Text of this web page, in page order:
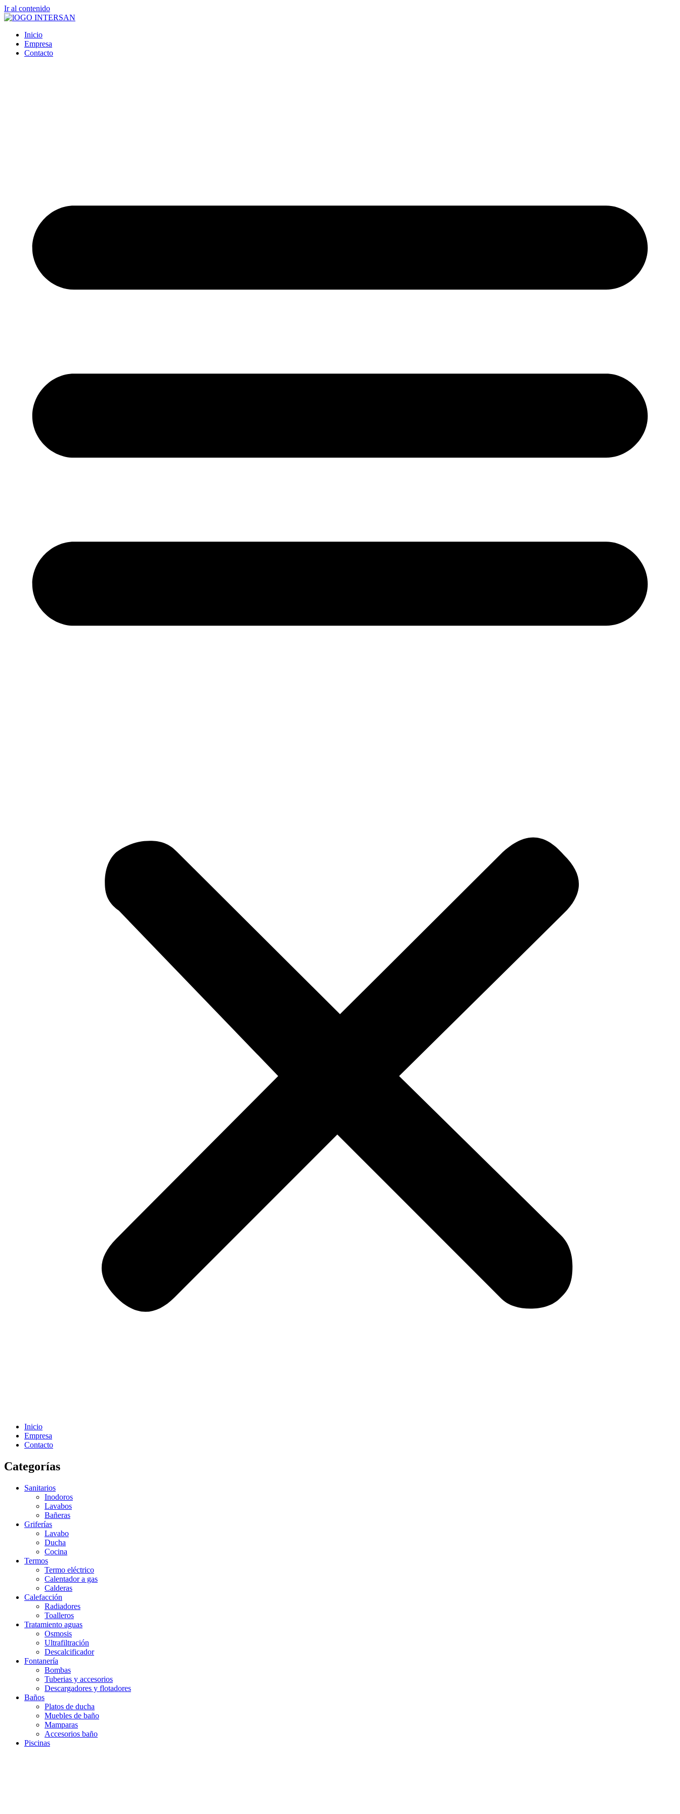
Ir al contenido
Inicio
Empresa
Contacto
Inicio
Empresa
Contacto
Categorías
Sanitarios
Inodoros
Lavabos
Bañeras
Griferías
Lavabo
Ducha
Cocina
Termos
Termo eléctrico
Calentador a gas
Calderas
Calefacción
Radiadores
Toalleros
Tratamiento aguas
Osmosis
Ultrafiltración
Descalcificador
Fontanería
Bombas
Tuberias y accesorios
Descargadores y flotadores
Baños
Platos de ducha
Muebles de baño
Mamparas
Accesorios baño
Piscinas